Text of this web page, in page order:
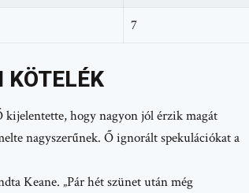
7
KÖTELÉK
kijelentette, hogy nagyon jól érzik magát
nagyszerűnek. Ő ignorált spekulációkat a
Keane. „Pár hét szünet után még